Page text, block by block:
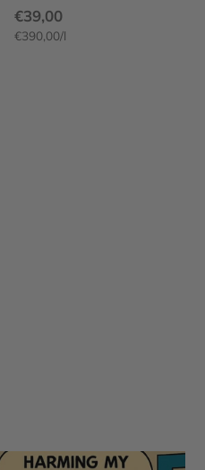
Normaler
Preis
€39,00
Einzelpreis
€390,00/pro
l